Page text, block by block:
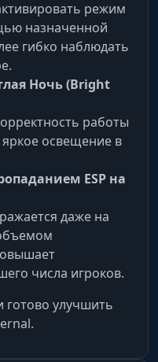
режим
назначенной
гибко наблюдать
Ночь (Bright
работы
освещение в
ESP на
даже на
числа игроков.
готово улучшить